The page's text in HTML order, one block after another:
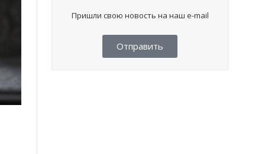
Пришли свою новость на наш e-mail
Отправить